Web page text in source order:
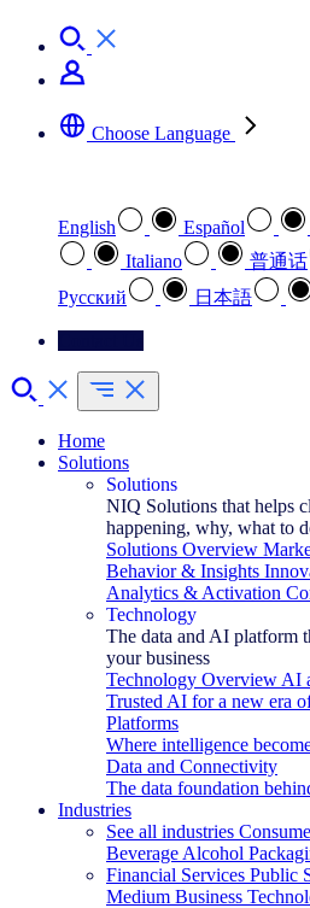
Choose Language
English Español
Italiano
普通话
Pусский
日本語
Home
Solutions
Solutions
NIQ Solutions that helps
happening, why, what to
Solutions Overview
Behavior & Insights
Analytics & Activation
Technology
The data and AI platform
your business
Technology Overview AI
Trusted AI for a new era
Platforms
Where intelligence
Data and Connectivity
The data foundation
Industries
See all industries
Beverage Alcohol
Financial Services Public
Medium Business